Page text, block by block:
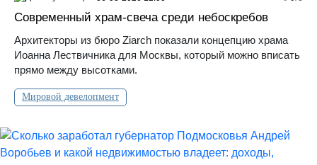
Современный храм-свеча среди небоскребов
Архитекторы из бюро Ziarch показали концепцию храма
Иоанна Лествичника для Москвы, который можно вписать
прямо между высотками.
Мировой девелопмент